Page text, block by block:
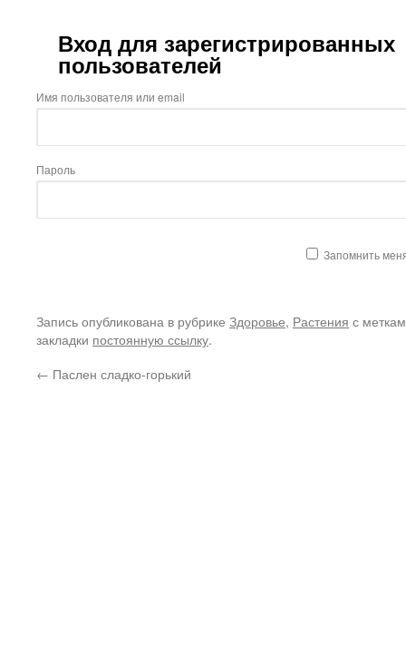
Вход для зарегистрированных
пользователей
Имя пользователя или email
Пароль
Запомнить
Запись опубликована в рубрике Здоровье, Растения с
закладки постоянную ссылку.
← Паслен сладко-горький